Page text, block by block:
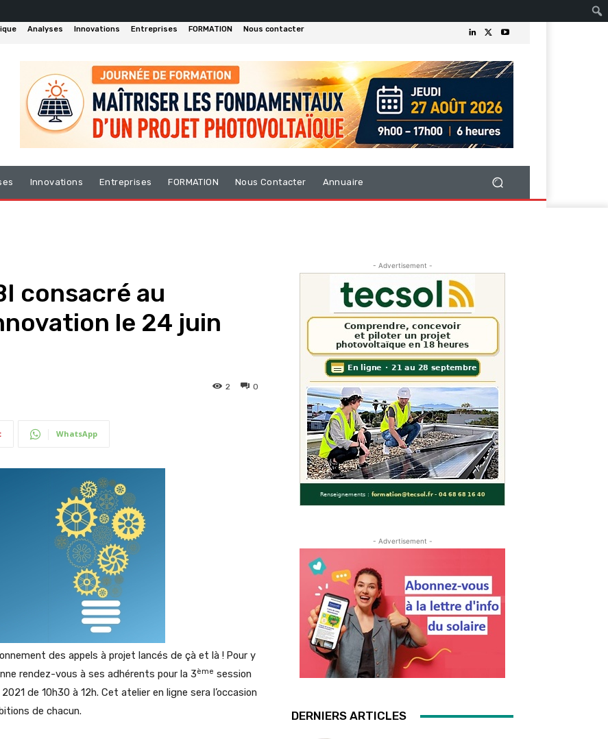
Analyses Innovations Entreprises FORMATION
Nous contacter
Innovations Entreprises FORMATION Nous Contacter Annuaire
consacré au
le 24 juin
0
2
WhatsApp
des appels à projet lancés de çà et là ! Pour y
rendez-vous à ses adhérents pour la 3ème session
de 10h30 à 12h. Cet atelier en ligne sera l’occasion
de chacun.
- Advertisement -
- Advertisement -
DERNIERS ARTICLES